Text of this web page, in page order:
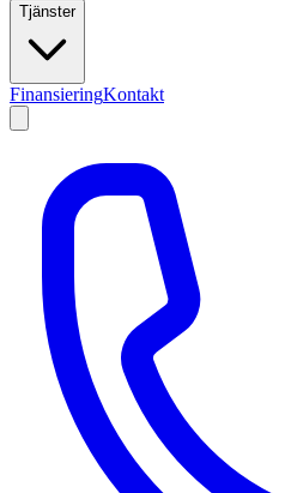
Tjänster
FinansieringKontakt